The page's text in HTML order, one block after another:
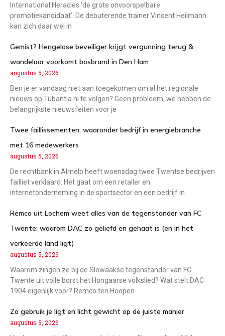
International Heracles ‘de grote onvoorspelbare
promotiekandidaat’. De debuterende trainer Vincent Heilmann
kan zich daar wel in
Gemist? Hengelose beveiliger krijgt vergunning terug &
wandelaar voorkomt bosbrand in Den Ham
augustus 5, 2026
Ben je er vandaag niet aan toegekomen om al het regionale
nieuws op Tubantia.nl te volgen? Geen probleem, we hebben de
belangrijkste nieuwsfeiten voor je
Twee faillissementen, waaronder bedrijf in energiebranche
met 16 medewerkers
augustus 5, 2026
De rechtbank in Almelo heeft woensdag twee Twentse bedrijven
failliet verklaard. Het gaat om een retailer en
internetonderneming in de sportsector en een bedrijf in
Remco uit Lochem weet alles van de tegenstander van FC
Twente: waarom DAC zo geliefd en gehaat is (en in het
verkeerde land ligt)
augustus 5, 2026
Waarom zingen ze bij de Slowaakse tegenstander van FC
Twente uit volle borst het Hongaarse volkslied? Wat stelt DAC
1904 eigenlijk voor? Remco ten Hoopen
Zo gebruik je ligt en licht gewicht op de juiste manier
augustus 5, 2026